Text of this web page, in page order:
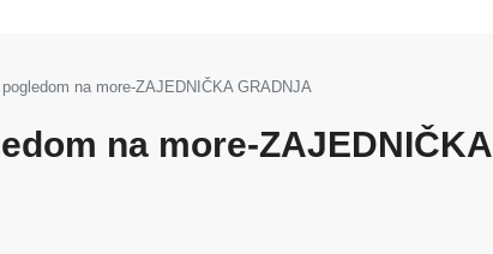
na more-ZAJEDNIČKA GRADNJA
na more-ZAJEDNIČKA